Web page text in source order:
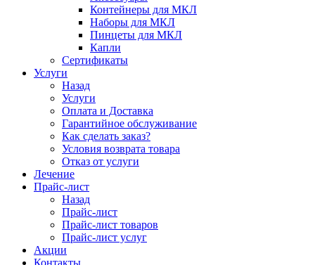
Контейнеры для МКЛ
Наборы для МКЛ
Пинцеты для МКЛ
Капли
Сертификаты
Услуги
Назад
Услуги
Оплата и Доставка
Гарантийное обслуживание
Как сделать заказ?
Условия возврата товара
Отказ от услуги
Лечение
Прайс-лист
Назад
Прайс-лист
Прайс-лист товаров
Прайс-лист услуг
Акции
Контакты